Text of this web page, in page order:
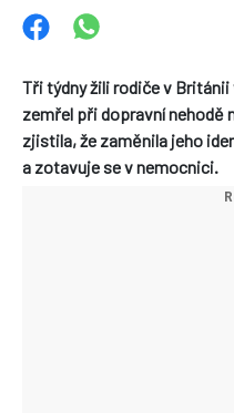
Tři týdny žili rodiče v Británii
zemřel při dopravní nehodě
zjistila, že zaměnila jeho
a zotavuje se v nemocnici.